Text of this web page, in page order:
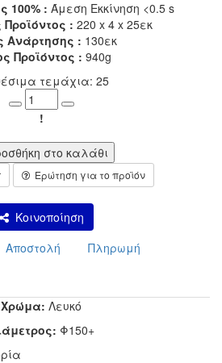
100% : Άμεση Εκκίνηση <0.5 s
: 220 x 4 x 25εκ
Ανάρτησης : 130εκ
Προϊόντος : 940g
τεμάχια: 25
Minus
Plus
!
στο καλάθι
Ερώτηση για το προϊόν
Κοινοποίηση
Αποστολή Πληρωμή
Χρώμα: Λευκό
Φ150+